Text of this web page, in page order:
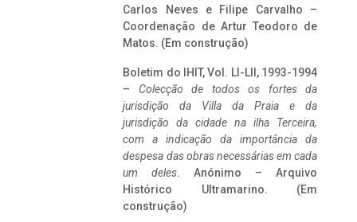
Carlos Neves e Filipe Carvalho –
Coordenação de Artur Teodoro de
Matos. (Em construção)
Boletim do IHIT, Vol. LI-LII, 1993-1994
– Colecção de todos os fortes da
jurisdição da Villa da Praia e da
jurisdição da cidade na ilha Terceira,
com a indicação da importância da
despesa das obras necessárias em cada
um deles. Anónimo – Arquivo
Histórico Ultramarino. (Em
construção)